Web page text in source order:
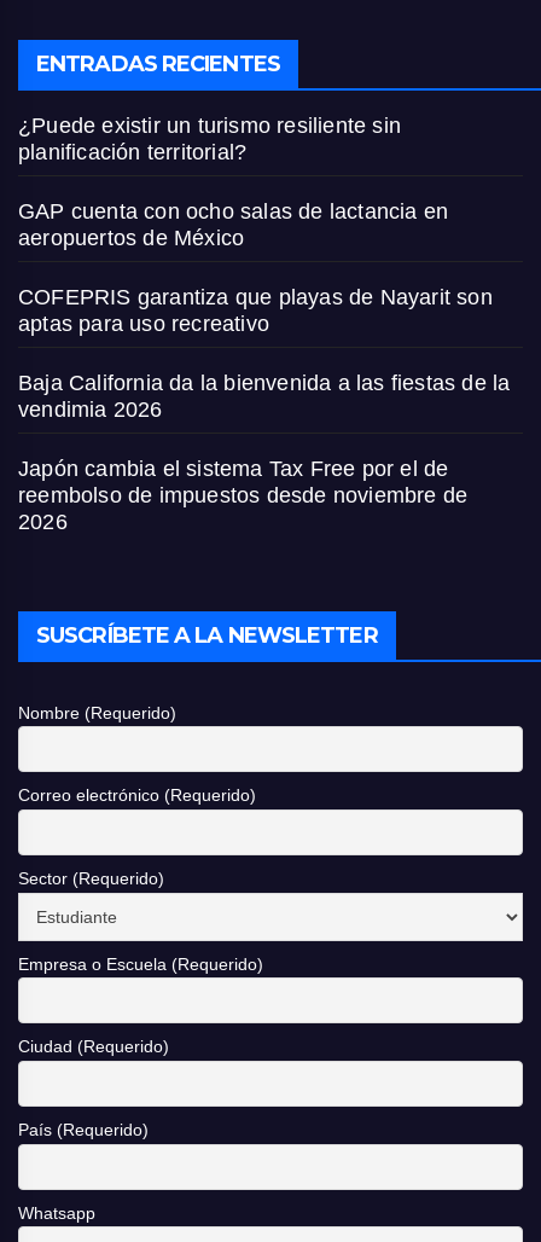
ENTRADAS RECIENTES
¿Puede existir un turismo resiliente sin
planificación territorial?
GAP cuenta con ocho salas de lactancia en
aeropuertos de México
COFEPRIS garantiza que playas de Nayarit son
aptas para uso recreativo
Baja California da la bienvenida a las fiestas de la
vendimia 2026
Japón cambia el sistema Tax Free por el de
reembolso de impuestos desde noviembre de
2026
SUSCRÍBETE A LA NEWSLETTER
Nombre (Requerido)
Correo electrónico (Requerido)
Sector (Requerido)
Empresa o Escuela (Requerido)
Ciudad (Requerido)
País (Requerido)
Whatsapp